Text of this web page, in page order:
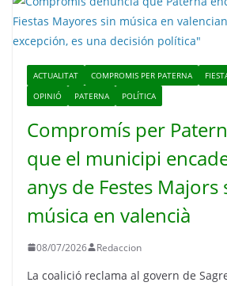
ACTUALITAT COMPROMIS PER PATERNA
OPINIÓ
PATERNA POLÍTICA
Compromís per
que el municipi
anys de Festes Majors
música en valencià
08/07/2026 Redaccion
La coalició reclama al govern de